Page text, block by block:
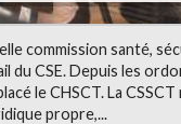
commission santé,
du CSE. Depuis les
le CHSCT. La
propre,...